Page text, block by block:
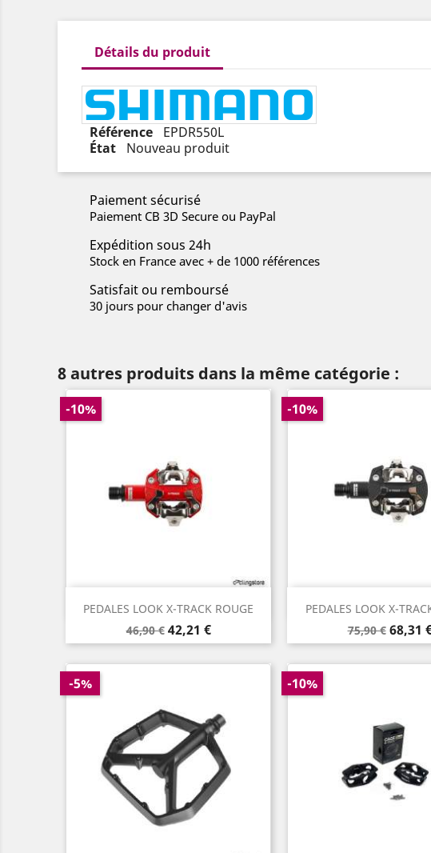
Détails du produit
Référence
EPDR550L
État
Nouveau produit
Paiement sécurisé
Paiement CB 3D Secure ou PayPal
Expédition sous 24h
Stock en France avec + de 1000 références
Satisfait ou remboursé
30 jours pour changer d'avis
8 autres produits dans la même catégorie :
PEDALES LOOK X-TRACK ROUGE
Prix
de
base
46,90 €
-10%
Prix
42,21 €
 Aperçu rapide PEDALES LOOK X-
Prix
de
base
75,90 €
-10%
Prix
68,31
 Aperçu
-5% -10%